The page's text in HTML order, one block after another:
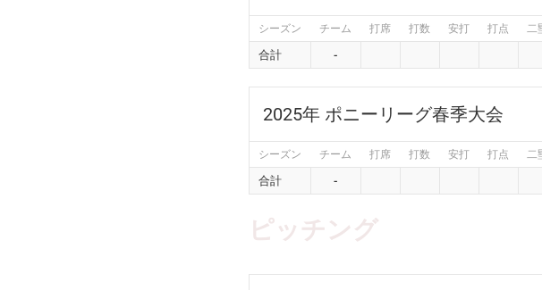
シーズン チーム 打席 打数 安打 打点 二
合計 -
2025年 ポニーリーグ春季大会
シーズン チーム 打席 打数 安打 打点 二
合計 -
ピッチング